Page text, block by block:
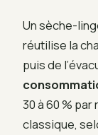
Un sèche-
réutilise la
puis de
30 à 60 %
classique,